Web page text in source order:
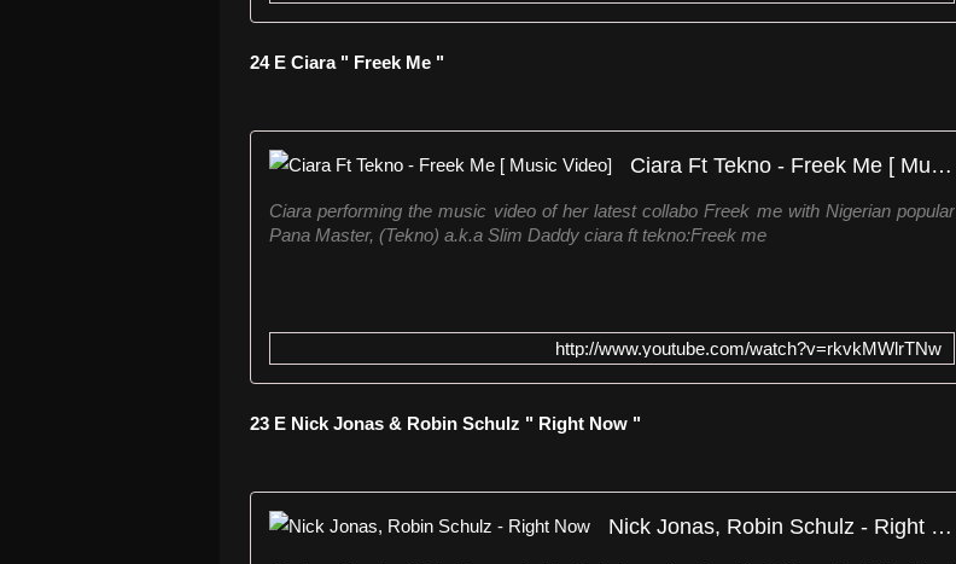
24 E Ciara " Freek Me "
Ciara Ft Tekno - Freek Me [ Music Video]
Ciara performing the music video of her latest collabo Freek me with Nigerian popular
Pana Master, (Tekno) a.k.a Slim Daddy ciara ft tekno:Freek me
http://www.youtube.com/watch?v=rkvkMWlrTNw
23 E Nick Jonas & Robin Schulz " Right Now "
Nick Jonas, Robin Schulz - Right Now